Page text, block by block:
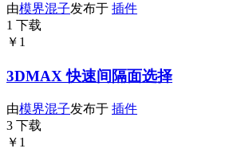
由模界混子发布于 插件
1 下载
￥1
3DMAX 快速间隔面选择
由模界混子发布于 插件
3 下载
￥1